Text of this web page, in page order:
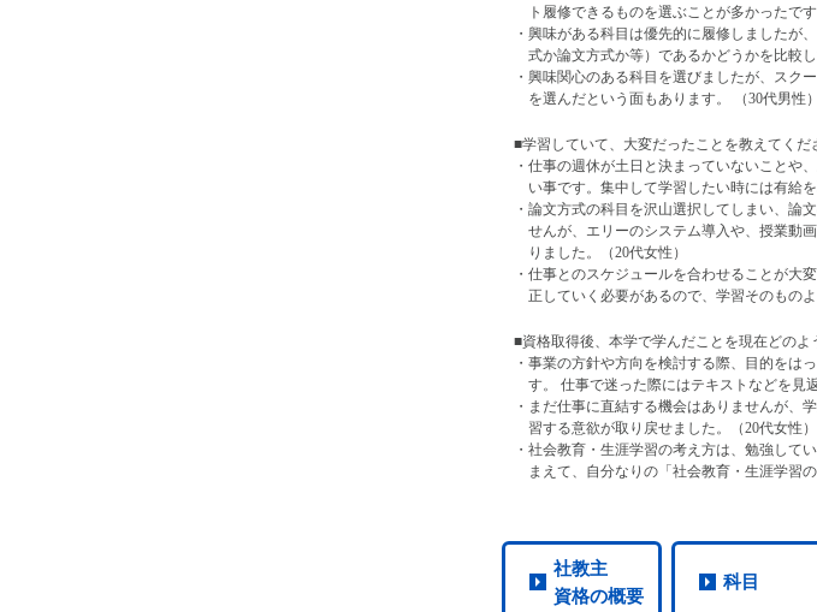
ト履修できるものを選ぶことが多かったです
・興味がある科目は優先的に履修しましたが
式か論文方式か等）であるかどうかを比較
・興味関心のある科目を選びましたが、スク
を選んだという面もあります。 （30代男性）
■学習していて、大変だったことを教えてくだ
・仕事の週休が土日と決まっていないことや
い事です。集中して学習したい時には有給
・論文方式の科目を沢山選択してしまい、論
せんが、エリーのシステム導入や、授業動
りました。（20代女性）
・仕事とのスケジュールを合わせることが大
正していく必要があるので、学習そのもの
■資格取得後、本学で学んだことを現在どのよ
・事業の方針や方向を検討する際、目的をは
す。 仕事で迷った際にはテキストなどを見
・まだ仕事に直結する機会はありませんが、
習する意欲が取り戻せました。（20代女性）
・社会教育・生涯学習の考え方は、勉強して
まえて、自分なりの「社会教育・生涯学習
社教主
資格の概要
科目